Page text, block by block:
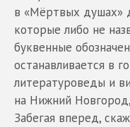
в «Мёртвых душах»
которые либо не
буквенные
останавливается в
литературоведы и
на Нижний
Забегая вперед,